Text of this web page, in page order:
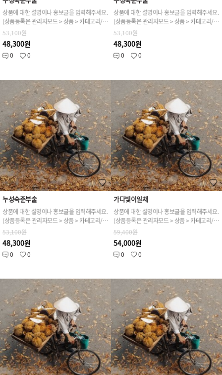
상품에 대한 설명이나 홍보글을 입력해주세요.
(상품등록은 관리자모드 > 상품 > 카테고리/상품관리 > 상품등록 가능)
53,100원
48,300원
0 0
상품에 대한 설명이나 홍보글을 입력해주세요.
(상품등록은 관리자모드 > 상품 > 카테고리/상품관리 > 상품등록 가능)
53,100원
48,300원
0 0
누성숙준부술
상품에 대한 설명이나 홍보글을 입력해주세요.
(상품등록은 관리자모드 > 상품 > 카테고리/상품관리 > 상품등록 가능)
53,100원
48,300원
0 0
가다빛이일채
상품에 대한 설명이나 홍보글을 입력해주세요.
(상품등록은 관리자모드 > 상품 > 카테고리/상품관리 > 상품등록 가능)
59,400원
54,000원
0 0